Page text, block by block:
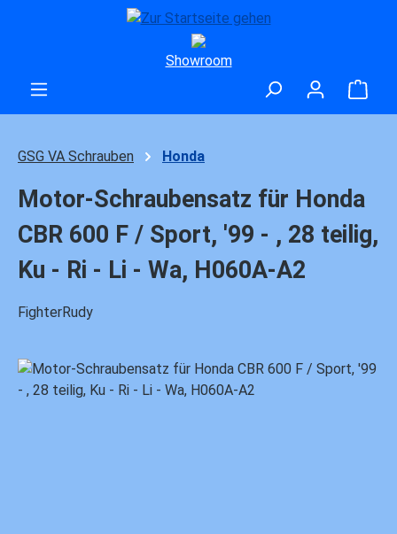
Zum Hauptinhalt springen
Showroom
GSG VA Schrauben Honda
Motor-Schraubensatz für Honda
CBR 600 F / Sport, '99 - , 28 teilig,
Ku - Ri - Li - Wa, H060A-A2
FighterRudy
Bildergalerie überspringen